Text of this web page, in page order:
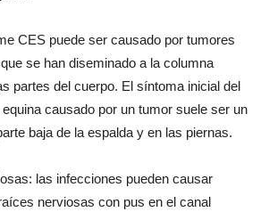
CES puede ser causado por tumores
se han diseminado a la columna
partes del cuerpo. El síntoma inicial del
causado por un tumor suele ser un
baja de la espalda y en las piernas.
las infecciones pueden causar
nerviosas con pus en el canal